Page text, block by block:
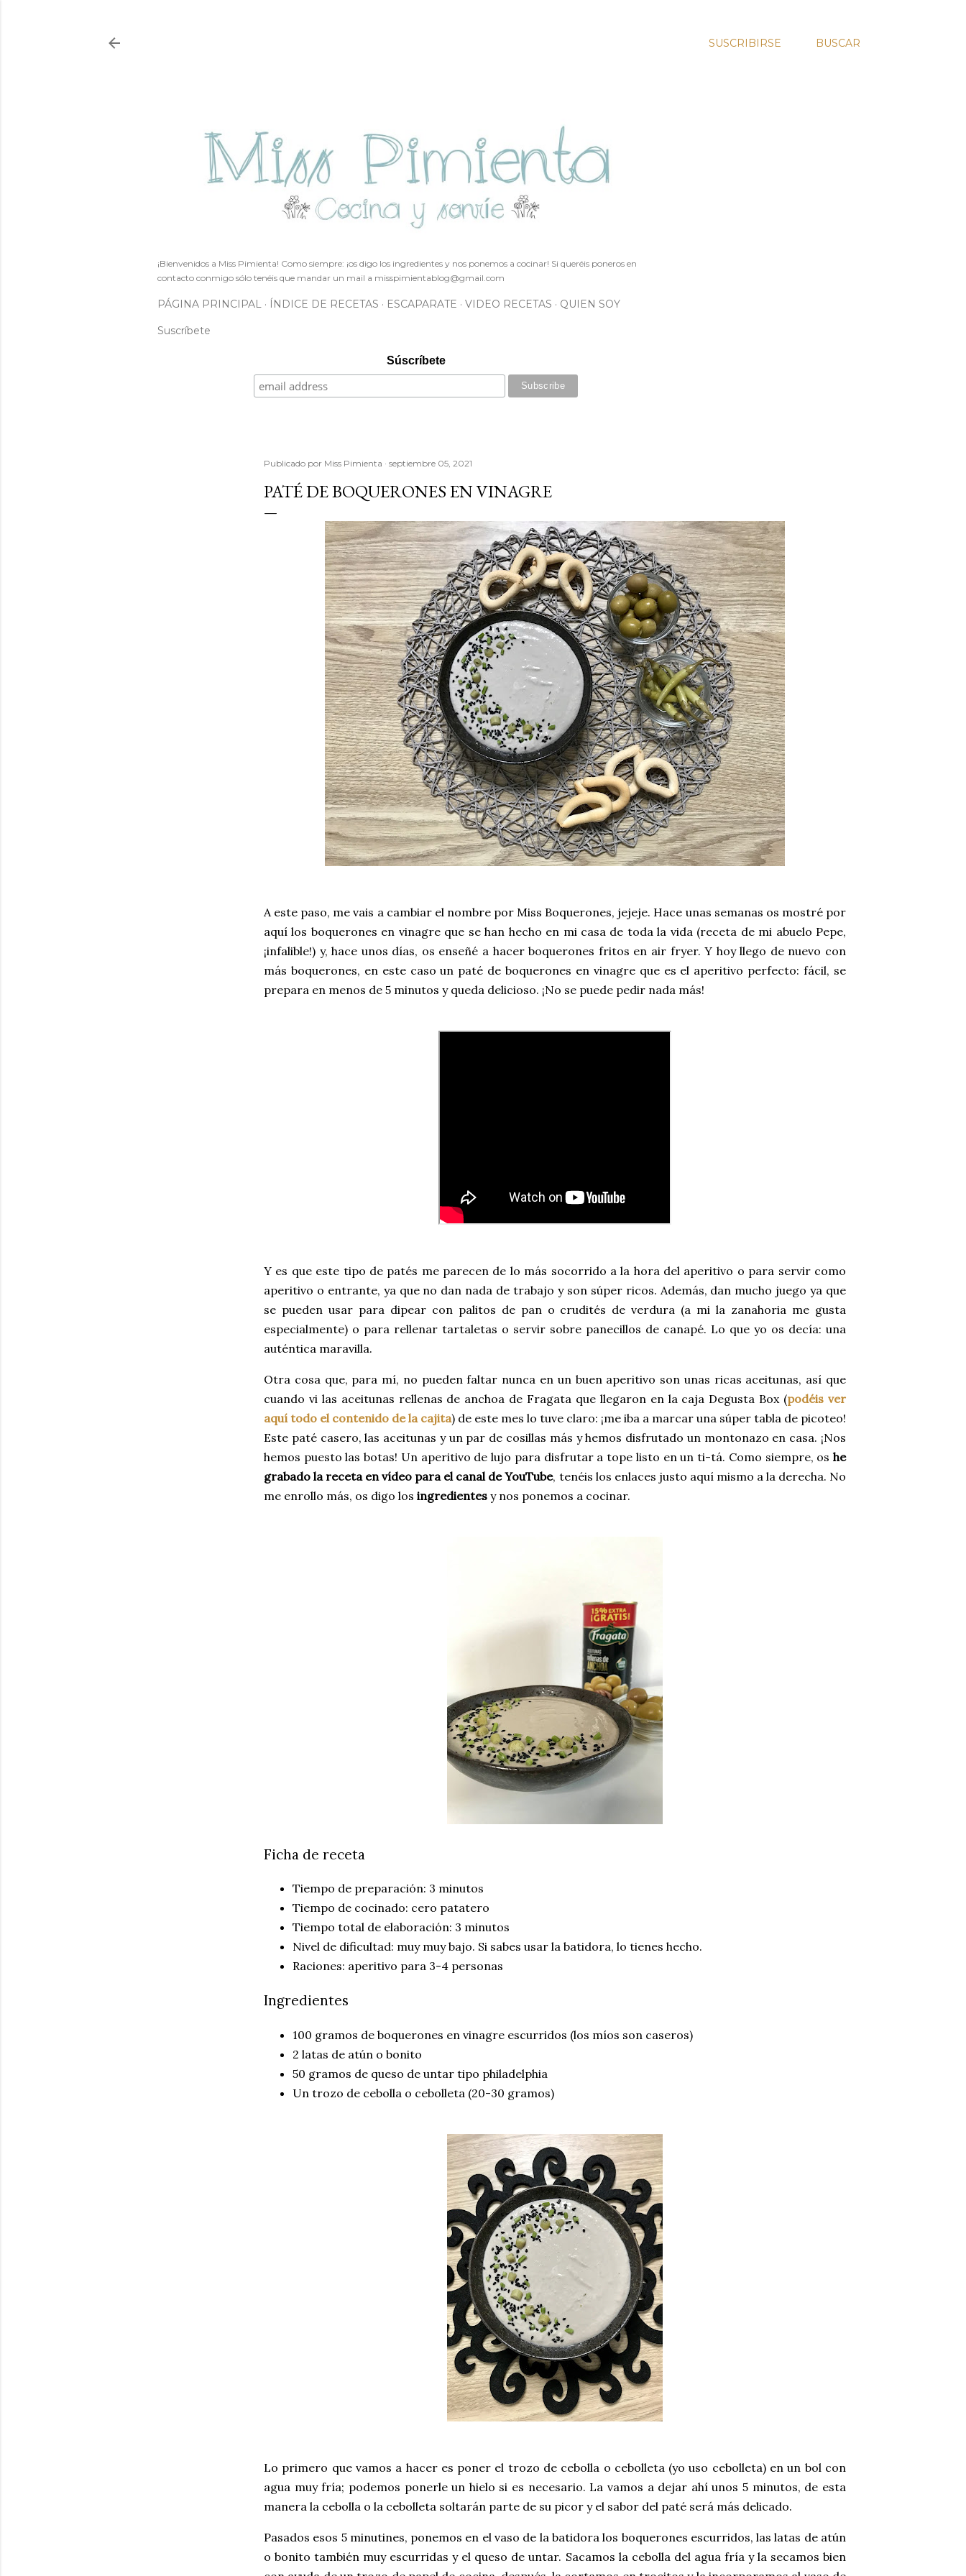
SUSCRIBIRSE BUSCAR
¡Bienvenidos a Miss Pimienta! Como siempre: ¡os digo los ingredientes y nos ponemos a cocinar! Si queréis poneros en
contacto conmigo sólo tenéis que mandar un mail a misspimientablog@gmail.com
PÁGINA PRINCIPAL ÍNDICE DE RECETAS ESCAPARATE VIDEO RECETAS QUIEN SOY
Suscríbete
Súscríbete
Publicado por Miss Pimienta septiembre 05, 2021
PATÉ DE BOQUERONES EN VINAGRE
A este paso, me vais a cambiar el nombre por Miss Boquerones, jejeje. Hace unas semanas os mostré por
aquí los boquerones en vinagre que se han hecho en mi casa de toda la vida (receta de mi abuelo Pepe,
¡infalible!) y, hace unos días, os enseñé a hacer boquerones fritos en air fryer. Y hoy llego de nuevo con
más boquerones, en este caso un paté de boquerones en vinagre que es el aperitivo perfecto: fácil, se
prepara en menos de 5 minutos y queda delicioso. ¡No se puede pedir nada más!
Y es que este tipo de patés me parecen de lo más socorrido a la hora del aperitivo o para servir como
aperitivo o entrante, ya que no dan nada de trabajo y son súper ricos. Además, dan mucho juego ya que
se pueden usar para dipear con palitos de pan o crudités de verdura (a mi la zanahoria me gusta
especialmente) o para rellenar tartaletas o servir sobre panecillos de canapé. Lo que yo os decía: una
auténtica maravilla.
Otra cosa que, para mí, no pueden faltar nunca en un buen aperitivo son unas ricas aceitunas, así que
cuando vi las aceitunas rellenas de anchoa de Fragata que llegaron en la caja Degusta Box (podéis ver
aquí todo el contenido de la cajita) de este mes lo tuve claro: ¡me iba a marcar una súper tabla de picoteo!
Este paté casero, las aceitunas y un par de cosillas más y hemos disfrutado un montonazo en casa. ¡Nos
hemos puesto las botas! Un aperitivo de lujo para disfrutar a tope listo en un ti-tá. Como siempre, os he
grabado la receta en vídeo para el canal de YouTube, tenéis los enlaces justo aquí mismo a la derecha. No
me enrollo más, os digo los ingredientes y nos ponemos a cocinar.
Ficha de receta
Tiempo de preparación: 3 minutos
Tiempo de cocinado: cero patatero
Tiempo total de elaboración: 3 minutos
Nivel de dificultad: muy muy bajo. Si sabes usar la batidora, lo tienes hecho.
Raciones: aperitivo para 3-4 personas
Ingredientes
100 gramos de boquerones en vinagre escurridos (los míos son caseros)
2 latas de atún o bonito
50 gramos de queso de untar tipo philadelphia
Un trozo de cebolla o cebolleta (20-30 gramos)
Lo primero que vamos a hacer es poner el trozo de cebolla o cebolleta (yo uso cebolleta) en un bol con
agua muy fría; podemos ponerle un hielo si es necesario. La vamos a dejar ahí unos 5 minutos, de esta
manera la cebolla o la cebolleta soltarán parte de su picor y el sabor del paté será más delicado.
Pasados esos 5 minutines, ponemos en el vaso de la batidora los boquerones escurridos, las latas de atún
o bonito también muy escurridas y el queso de untar. Sacamos la cebolla del agua fría y la secamos bien